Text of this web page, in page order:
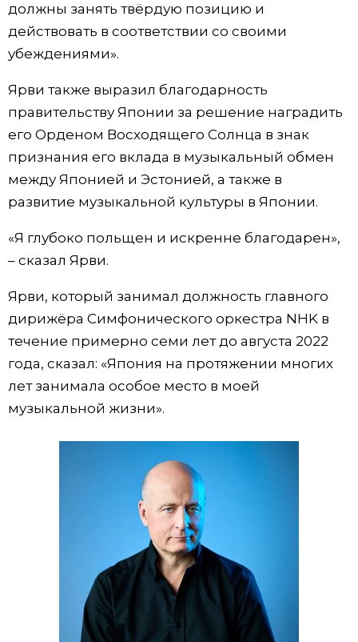
Политика
Экономика
Общество
Культура
Жизнь
Технологии
От редакции
Японский калейдоскоп
Семья
Еда и напитки
должны занять твёрдую позицию и
действовать в соответствии со своими
убеждениями».
Ярви также выразил благодарность
правительству Японии за решение наградить
его Орденом Восходящего Солнца в знак
признания его вклада в музыкальный обмен
между Японией и Эстонией, а также в
развитие музыкальной культуры в Японии.
«Я глубоко польщен и искренне благодарен»,
– сказал Ярви.
Ярви, который занимал должность главного
дирижёра Симфонического оркестра NHK в
течение примерно семи лет до августа 2022
года, сказал: «Япония на протяжении многих
лет занимала особое место в моей
музыкальной жизни».